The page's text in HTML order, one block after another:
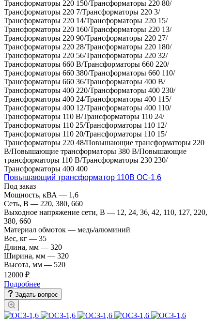
Трансформаторы 220 150/Трансформаторы 220 80/
Трансформаторы 220 7/Трансформаторы 220 3/
Трансформаторы 220 14/Трансформаторы 220 15/
Трансформаторы 220 160/Трансформаторы 220 13/
Трансформаторы 220 90/Трансформаторы 220 27/
Трансформаторы 220 28/Трансформаторы 220 180/
Трансформаторы 220 56/Трансформаторы 220 32/
Трансформаторы 660 В/Трансформаторы 660 220/
Трансформаторы 660 380/Трансформаторы 660 110/
Трансформаторы 660 36/Трансформаторы 400 В/
Трансформаторы 400 220/Трансформаторы 400 230/
Трансформаторы 400 24/Трансформаторы 400 115/
Трансформаторы 400 12/Трансформаторы 400 110/
Трансформаторы 110 В/Трансформаторы 110 24/
Трансформаторы 110 25/Трансформаторы 110 12/
Трансформаторы 110 20/Трансформаторы 110 15/
Трансформаторы 220 48/Повышающие трансформаторы 220
В/Повышающие трансформаторы 380 В/Повышающие
трансформаторы 110 В/Трансформаторы 230 230/
Трансформаторы 400 400
Повышающий трансформатор 110В ОС-1,6
Под заказ
Мощность, кВА — 1,6
Сеть, В — 220, 380, 660
Выходное напряжение сети, В — 12, 24, 36, 42, 110, 127, 220,
380, 660
Материал обмоток — медь/алюминий
Вес, кг — 35
Длина, мм — 320
Ширина, мм — 320
Высота, мм — 520
12000 ₽
Подробнее
Задать вопрос